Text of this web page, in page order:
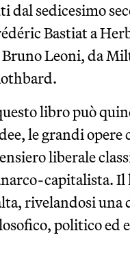
dal sedicesimo
Bastiat a
Leoni, da
libro può
le grandi
liberale
capitalista. Il
rivelandosi
politico ed